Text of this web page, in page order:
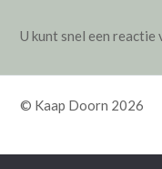
U kunt snel een
© Kaap Doorn 2026